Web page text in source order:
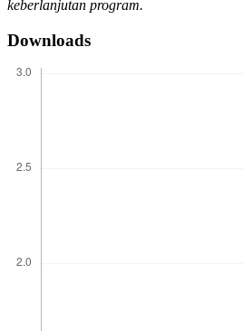
keberlanjutan program.
Downloads